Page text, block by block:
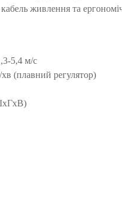
кабель живлення та
5,4 м/с
(плавний регулятор)